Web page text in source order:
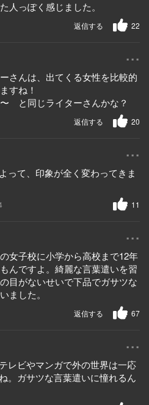
人っぽく感じました。
22
返信する
...
さんは、出てくる女性を比較的
すね！
と同じライターさんかな？
20
返信する
...
って、印象が全く変わってきま
11
...
女子校に小学から高校まで12年
んですよ。綺麗な言葉遣いを習
目がないせいで下品でガサツな
ました。
67
返信する
...
レビやマンガで外の世界は一応
。ガサツな言葉遣いに憧れるん